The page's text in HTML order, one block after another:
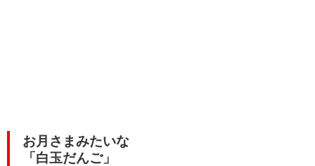
お月さまみたいな
「白玉だんご」